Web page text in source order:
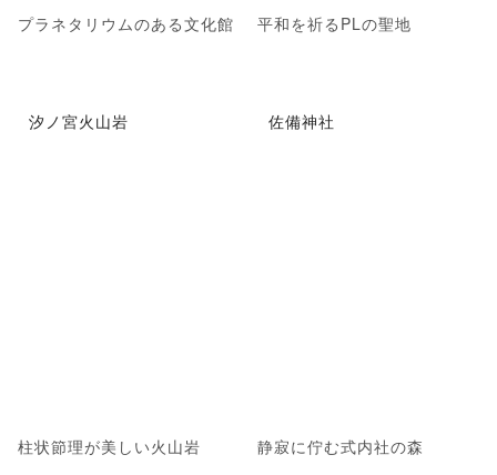
プラネタリウムのある文化館 平和を祈るPLの聖地
汐ノ宮火山岩
柱状節理が美しい火山岩
佐備神社
静寂に佇む式内社の森